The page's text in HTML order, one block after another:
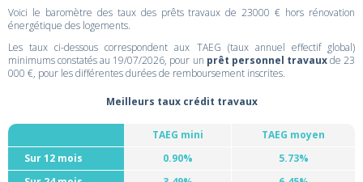
Voici le baromètre des taux des prêts travaux de 23000 € hors rénovation
énergétique des logements.
Les taux ci-dessous correspondent aux TAEG (taux annuel effectif global)
minimums constatés au 19/07/2026, pour un prêt personnel travauxde 23
000 €, pour les différentes durées de remboursement inscrites.
Meilleurs taux crédit travaux
TAEG mini
TAEG moyen
Sur 12 mois
0.90%
5.73%